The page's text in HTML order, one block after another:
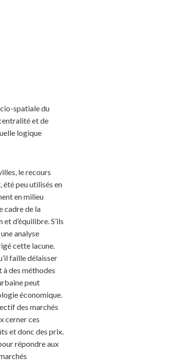
spatiale du
et de
logique
le recours
été peu utilisés en
en milieu
cadre de la
d’équilibre. S’ils
analyse
cette lacune.
faille délaisser
des méthodes
peut
économique.
des marchés
cerner ces
et donc des prix.
répondre aux